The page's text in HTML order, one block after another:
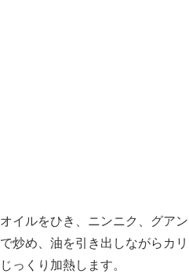
イルをひき、ニンニク、グアン
炒め、油を引き出しながらカリ
っくり加熱します。